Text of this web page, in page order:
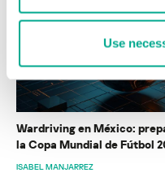
Use
Wardriving en México:
la Copa Mundial de Fútbol
ISABEL MANJARREZ